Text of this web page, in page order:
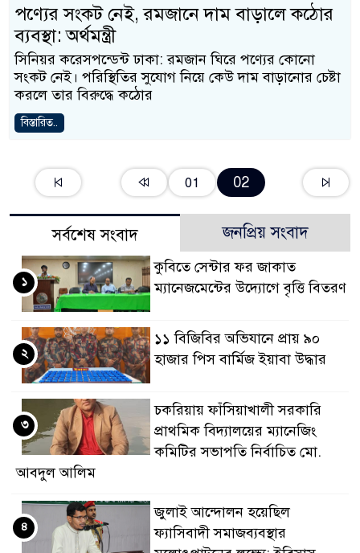
পণ্যের সংকট নেই, রমজানে দাম বাড়ালে কঠোর
ব্যবস্থা: অর্থমন্ত্রী
সিনিয়র করেসপন্ডেন্ট ঢাকা: রমজান ঘিরে পণ্যের কোনো
সংকট নেই। পরিস্থিতির সুযোগ নিয়ে কেউ দাম বাড়ানোর চেষ্টা
করলে তার বিরুদ্ধে কঠোর
বিস্তারিত..
01 02
সর্বশেষ সংবাদ জনপ্রিয় সংবাদ
কুবিতে সেন্টার ফর জাকাত
ম্যানেজমেন্টের উদ্যোগে বৃত্তি বিতরণ
১
১১ বিজিবির অভিযানে প্রায় ৯০
হাজার পিস বার্মিজ ইয়াবা উদ্ধার
২
চকরিয়ায় ফাঁসিয়াখালী সরকারি
প্রাথমিক বিদ্যালয়ের ম্যানেজিং
কমিটির সভাপতি নির্বাচিত মো.
আবদুল আলিম
৩
জুলাই আন্দোলন হয়েছিল
ফ্যাসিবাদী সমাজব্যবস্থার
৪